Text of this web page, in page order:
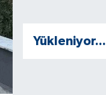
Yükleniyor...